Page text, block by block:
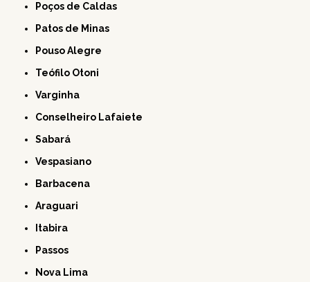
Poços de Caldas
Patos de Minas
Pouso Alegre
Teófilo Otoni
Varginha
Conselheiro Lafaiete
Sabará
Vespasiano
Barbacena
Araguari
Itabira
Passos
Nova Lima